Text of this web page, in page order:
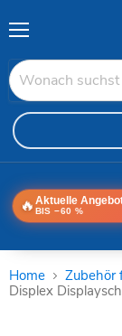
🔥 Aktuelle
BIS −60 %
Home
Zubehör
Displex